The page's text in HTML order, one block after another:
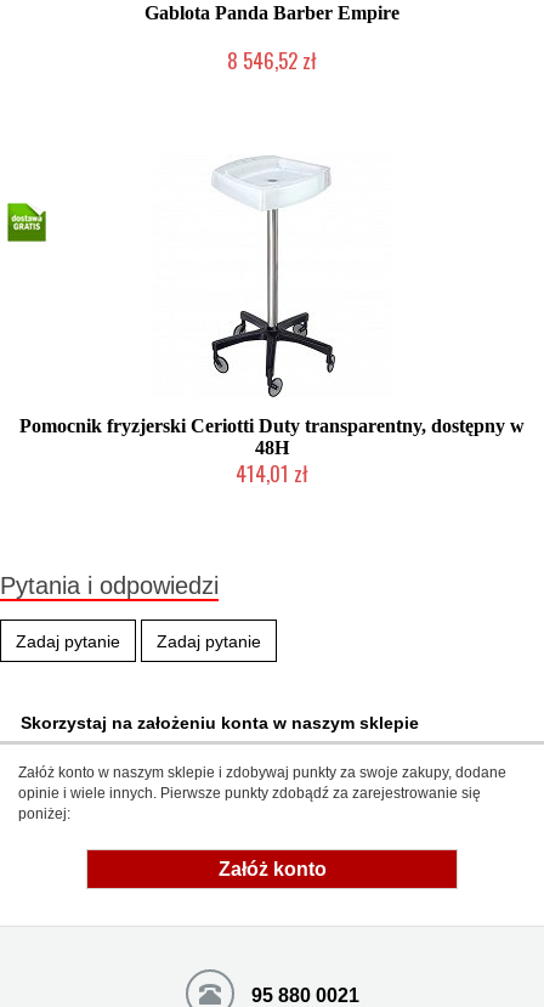
Gablota Panda Barber Empire
8 546,52 zł
Pomocnik fryzjerski Ceriotti Duty transparentny, dostępny w
48H
414,01 zł
Pytania i odpowiedzi
Zadaj pytanie Zadaj pytanie
Skorzystaj na założeniu konta w naszym sklepie
Załóż konto w naszym sklepie i zdobywaj punkty za swoje zakupy, dodane
opinie i wiele innych. Pierwsze punkty zdobądź za zarejestrowanie się
poniżej:
Załóż konto
95 880 0021